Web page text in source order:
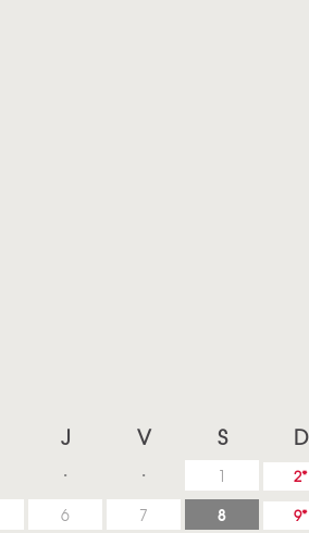
J V S D
1 2
6 7 8 9